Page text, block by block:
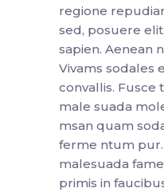
regione
sed, posuere
sapien. Aenean
Vivams sodales
convallis. Fusce
male suada
msan quam
ferme ntum
malesuada
primis in